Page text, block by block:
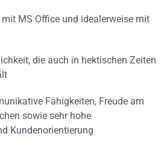
MS Office und idealerweise mit
die auch in hektischen Zeiten
Fähigkeiten, Freude am
sowie sehr hohe
Kundenorientierung